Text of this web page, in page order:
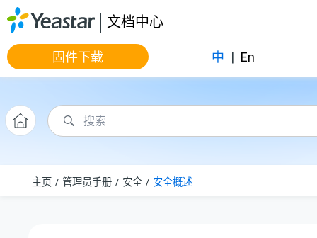
跳转到主要内容
文档中心
固件下载 中 | En
主页 管理员手册 安全 安全概述